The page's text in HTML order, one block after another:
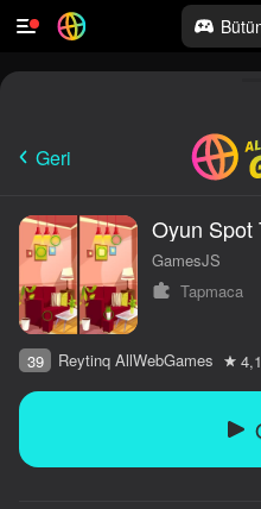
Geri
Oyun Spot
GamesJS
Tapmaca
39 Reytinq AllWebGames 4,1